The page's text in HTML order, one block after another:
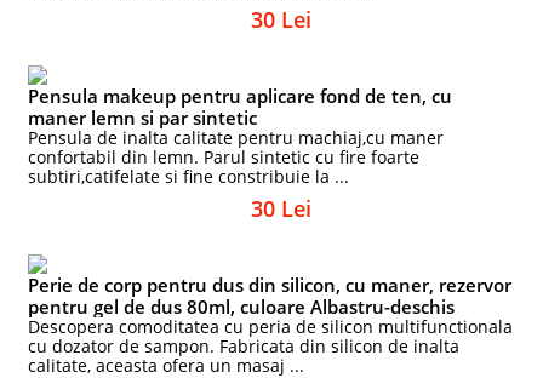
30 Lei
Pensula makeup pentru aplicare fond de ten, cu
maner lemn si par sintetic
Pensula de inalta calitate pentru machiaj,cu maner
confortabil din lemn. Parul sintetic cu fire foarte
subtiri,catifelate si fine constribuie la ...
30 Lei
Perie de corp pentru dus din silicon, cu maner, rezervor
pentru gel de dus 80ml, culoare Albastru-deschis
Descopera comoditatea cu peria de silicon multifunctionala
cu dozator de sampon. Fabricata din silicon de inalta
calitate, aceasta ofera un masaj ...